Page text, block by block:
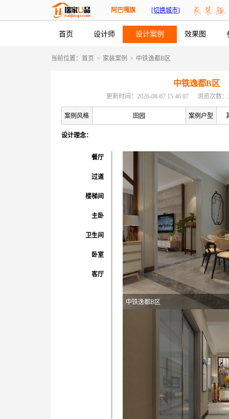
阿巴嘎旗 [切换城市]
首页 设计师 设计案例 效果图
当前位置： 首页 > 家装案例 > 中铁逸都B区
中铁逸都B区
更新时间：2026-08-07 15:46:07 浏览次数：
案例风格 田园 案例户型
设计理念：
餐厅
过道
楼梯间
主卧
卫生间
卧室
客厅
中铁逸都B区